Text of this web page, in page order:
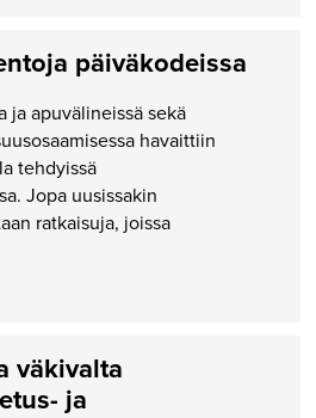
päiväkodeissa
ja apuvälineissä sekä
havaittiin
tehdyissä
Jopa uusissakin
ratkaisuja, joissa
väkivalta
ja